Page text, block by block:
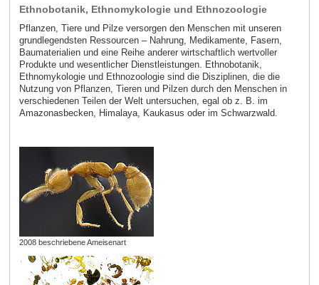
Ethnobotanik, Ethnomykologie und Ethnozoologie
Pflanzen, Tiere und Pilze versorgen den Menschen mit unseren
grundlegendsten Ressourcen – Nahrung, Medikamente, Fasern,
Baumaterialien und eine Reihe anderer wirtschaftlich wertvoller
Produkte und wesentlicher Dienstleistungen. Ethnobotanik,
Ethnomykologie und Ethnozoologie sind die Disziplinen, die die
Nutzung von Pflanzen, Tieren und Pilzen durch den Menschen in
verschiedenen Teilen der Welt untersuchen, egal ob z. B. im
Amazonasbecken, Himalaya, Kaukasus oder im Schwarzwald.
2008 beschriebene Ameisenart